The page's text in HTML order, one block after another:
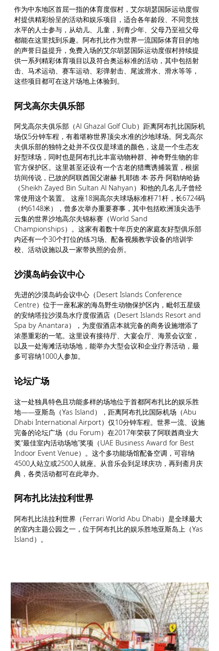
作为中东地区首屈一指的体育度假村，艾尔胡瑟国际运动度假
村提供精彩纷呈的活动和娱乐项目，适合各年龄段、不同竞技
水平的人士参与，从幼儿、儿童，到青少年、父母乃至祖父母
都能在这里找到乐趣。阿布扎比作为世界一流国际体育目的地
的声誉日益提升，免费入场的艾尔胡瑟国际运动度假村持续提
供一系列精彩体育项目以及符合奥运标准的活动，其中包括射
击、马术运动、赛车运动、彩弹射击、尾波滑水、滑水等等，
这些项目都可在这片场地上体验到。
阿戈高尔夫俱乐部
阿戈高尔夫俱乐部（Al Ghazal Golf Club）距离阿布扎比国际机
场仅5分钟车程，有着堪称世界顶尖水准的沙地球场。阿戈高尔
夫俱乐部的独特之处并不仅仅是球道的颜色，这是一个生态友
好型球场，同时也是阿布扎比丰富动物种群、神奇野生物的非
官方保护区。这里甚至还设有一个古老的猎鹰诱捕装置，根据
坊间传说，已故的阿联酋国父谢赫·扎耶德·本·苏丹·阿勒纳哈扬
（Sheikh Zayed Bin Sultan Al Nahyan）和他的几名儿子曾经
常使用这个装置。 这座18洞高尔夫球场标准杆71杆，长6724码
（约6148米），曾多次举办重要赛事，其中包括欧洲顶尖选手
云集的世界沙地高尔夫锦标赛（World Sand
Championships）。这家有着数十年历史的家庭友好型俱乐部
内还有一个30个打位的练习场、配备视频教学设备的培训学
校、活动设施以及一家带执照的会所。
沙漠岛屿会议中心
先进的沙漠岛屿会议中心（Desert Islands Conference
Centre）位于一座私家的海岛野生动物保护区内，毗邻五星级
的安纳塔拉沙漠岛水疗度假酒店（Desert Islands Resort and
Spa by Anantara），为度假酒店本就完备的商务设施增添了
浓墨重彩的一笔。这里设有接待厅、大宴会厅、海景会议室，
以及一处海滩活动场地，能举办大型会议和企业疗养活动，最
多可容纳1000人参加。
论坛广场
这一处独具特色且功能多样的场地位于首都阿布扎比的娱乐胜
地——亚斯岛（Yas Island），距离阿布扎比国际机场（Abu
Dhabi International Airport）仅10分钟车程。世界一流、设施
完备的论坛广场（du Forum）在2017年荣获了阿联酋商业大
奖“最佳室内活动场地”奖项（UAE Business Award for Best
Indoor Event Venue）。这个多功能场馆配备空调，可容纳
4500人站立或2500人就座。从音乐会到足球庆功，再到斋月庆
典，各类活动都可在此举办。
阿布扎比法拉利世界
阿布扎比法拉利世界（Ferrari World Abu Dhabi）是全球最大
的室内主题公园之一，位于阿布扎比的娱乐胜地亚斯岛上（Yas
Island）。